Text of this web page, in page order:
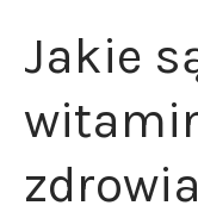
Jakie
zdrowia